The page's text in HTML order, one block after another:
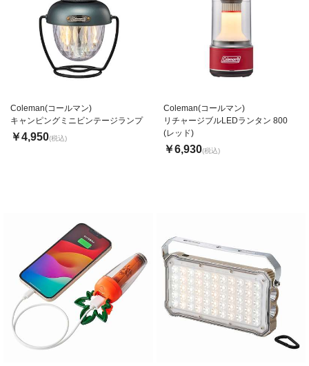
Coleman(コールマン)
キャンピングミニビンテージランプ
￥4,950(税込)
Coleman(コールマン)
リチャージブルLEDランタン 800
(レッド)
￥6,930(税込)